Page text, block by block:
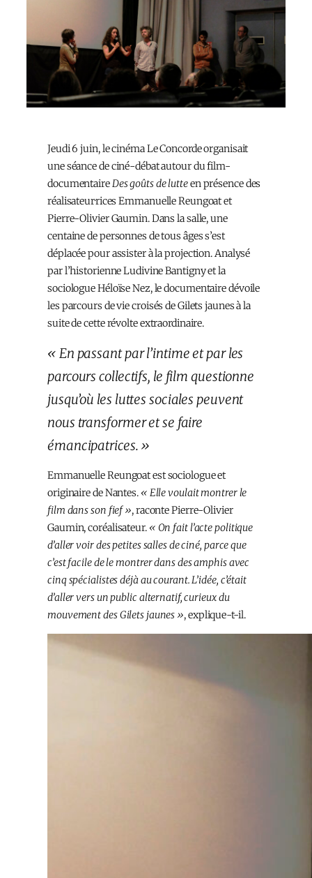
Jeudi 6 juin, le cinéma Le Concorde organisait
une séance de ciné-débat autour du film-
documentaireDes goûts de lutteen présence des
réalisateur·rices Emmanuelle Reungoat et
Pierre-Olivier Gaumin. Dans la salle, une
centaine de personnes de tous âges s’est
déplacée pour assister à la projection. Analysé
par l’historienne Ludivine Bantigny et la
sociologue Héloïse Nez, le documentaire dévoile
les parcours de vie croisés de Gilets jaunes à la
suite de cette révolte extraordinaire.
« En passant par l’intime et par les
parcours collectifs, le film questionne
jusqu’où les luttes sociales peuvent
nous transformer et se faire
émancipatrices. »
Emmanuelle Reungoat est sociologue et
originaire de Nantes.« Elle voulait montrer le
film dans son fief », raconte Pierre-Olivier
Gaumin, coréalisateur.« On fait l’acte politique
d’aller voir des petites salles de ciné, parce que
c’est facile de le montrer dans des amphis avec
cinq spécialistes déjà au courant. L’idée, c’était
d’aller vers un public alternatif, curieux du
mouvement des Gilets jaunes », explique-t-il.